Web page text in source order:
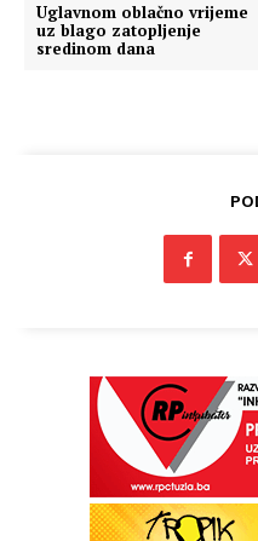
Uglavnom oblačno vrijeme
uz blago zatopljenje
sredinom dana